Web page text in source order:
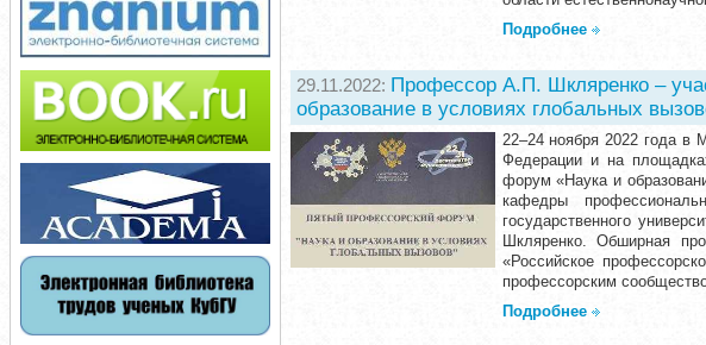
Подробнее
29.11.2022: Профессор А.П. Шкляренко –
образование в условиях глобальных
22–24 ноября 2022 года в
Федерации и на
форум «Наука и
кафедры
государственного
Шкляренко. Обширная
«Российское
профессорским
Подробнее